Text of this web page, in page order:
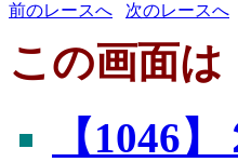
前のレースへ 次のレースへ
この画面
【